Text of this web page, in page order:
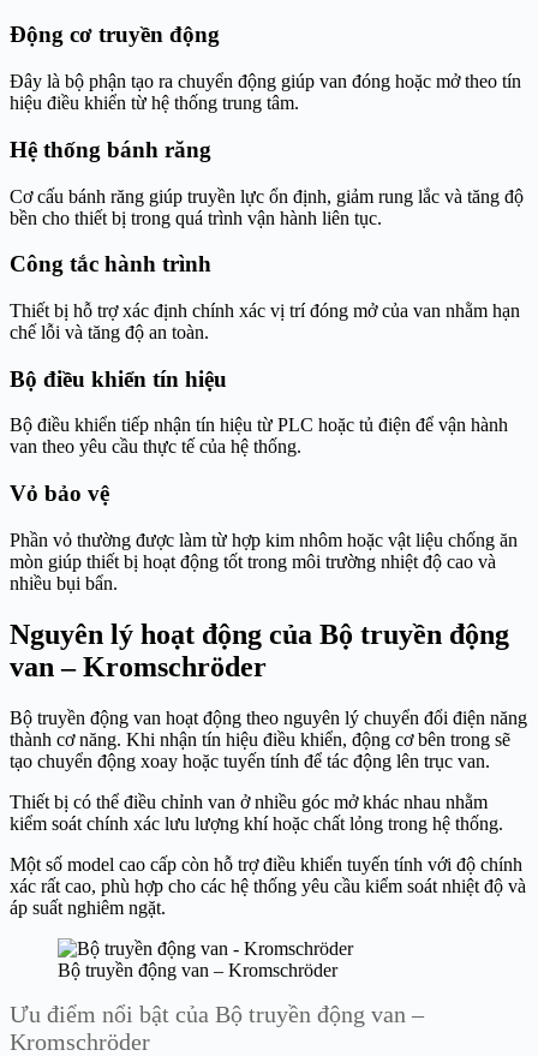
Động cơ truyền động
Đây là bộ phận tạo ra chuyển động giúp van đóng hoặc mở theo tín
hiệu điều khiển từ hệ thống trung tâm.
Hệ thống bánh răng
Cơ cấu bánh răng giúp truyền lực ổn định, giảm rung lắc và tăng độ
bền cho thiết bị trong quá trình vận hành liên tục.
Công tắc hành trình
Thiết bị hỗ trợ xác định chính xác vị trí đóng mở của van nhằm hạn
chế lỗi và tăng độ an toàn.
Bộ điều khiển tín hiệu
Bộ điều khiển tiếp nhận tín hiệu từ PLC hoặc tủ điện để vận hành
van theo yêu cầu thực tế của hệ thống.
Vỏ bảo vệ
Phần vỏ thường được làm từ hợp kim nhôm hoặc vật liệu chống ăn
mòn giúp thiết bị hoạt động tốt trong môi trường nhiệt độ cao và
nhiều bụi bẩn.
Nguyên lý hoạt động của Bộ truyền động
van – Kromschröder
Bộ truyền động van hoạt động theo nguyên lý chuyển đổi điện năng
thành cơ năng. Khi nhận tín hiệu điều khiển, động cơ bên trong sẽ
tạo chuyển động xoay hoặc tuyến tính để tác động lên trục van.
Thiết bị có thể điều chỉnh van ở nhiều góc mở khác nhau nhằm
kiểm soát chính xác lưu lượng khí hoặc chất lỏng trong hệ thống.
Một số model cao cấp còn hỗ trợ điều khiển tuyến tính với độ chính
xác rất cao, phù hợp cho các hệ thống yêu cầu kiểm soát nhiệt độ và
áp suất nghiêm ngặt.
Bộ truyền động van – Kromschröder
Ưu điểm nổi bật của Bộ truyền động van –
Kromschröder